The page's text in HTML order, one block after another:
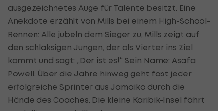
ausgezeichnetes Auge für Talente besitzt. Eine
Anekdote erzählt von Mills bei einem High-School-
Rennen: Alle jubeln dem Sieger zu, Mills zeigt auf
den schlaksigen Jungen, der als Vierter ins Ziel
kommt und sagt: „Der ist es!“ Sein Name: Asafa
Powell. Über die Jahre hinweg geht fast jeder
erfolgreiche Sprinter aus Jamaika durch die
Hände des Coaches. Die kleine Karibik-Insel fährt